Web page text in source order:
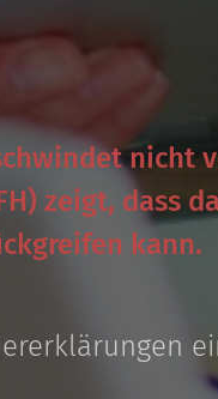
nicht
zeigt, dass
kann.